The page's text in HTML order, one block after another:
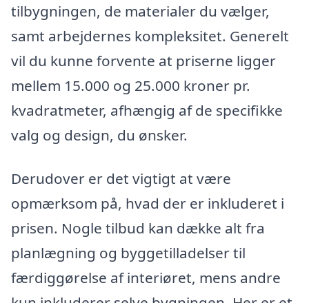
tilbygningen, de materialer du vælger,
samt arbejdernes kompleksitet. Generelt
vil du kunne forvente at priserne ligger
mellem 15.000 og 25.000 kroner pr.
kvadratmeter, afhængig af de specifikke
valg og design, du ønsker.
Derudover er det vigtigt at være
opmærksom på, hvad der er inkluderet i
prisen. Nogle tilbud kan dække alt fra
planlægning og byggetilladelser til
færdiggørelse af interiøret, mens andre